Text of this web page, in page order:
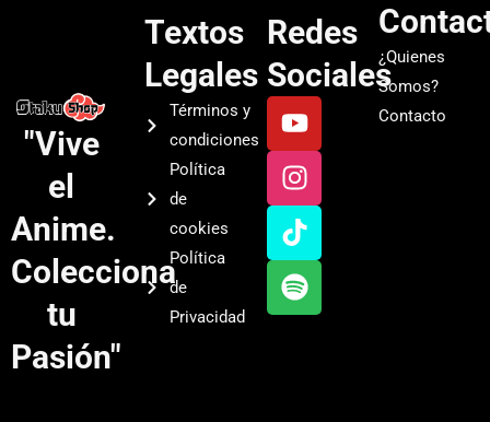
"Vive
el
Anime.
Colecciona
tu
Pasión"
Textos
Legales
Términos y
condiciones
Política
de
cookies
Política
de
Privacidad
Redes
Sociales
Y
o
u
t
u
b
e
I
n
s
t
a
g
r
a
T
i
k
t
o
k
S
p
o
t
i
f
y
¿Quienes
Somos?
Contacto